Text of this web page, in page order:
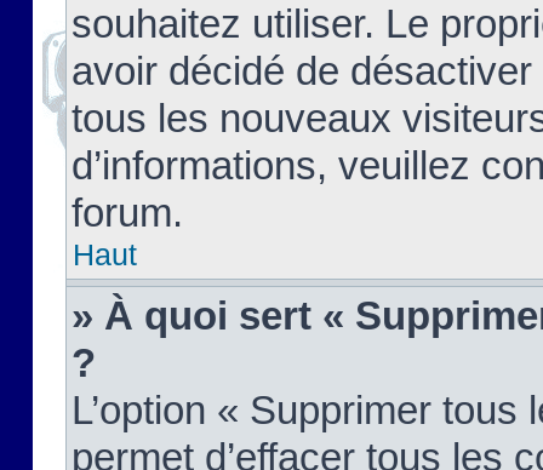
souhaitez utiliser. Le
avoir décidé de
tous les nouveaux
d’informations, veuillez
forum.
Haut
» À quoi sert «
?
L’option « Supprimer
permet d’effacer tous les